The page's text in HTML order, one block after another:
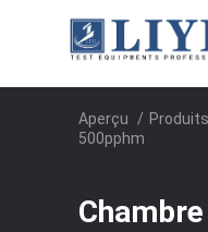
Aperçu / Produits
500pphm